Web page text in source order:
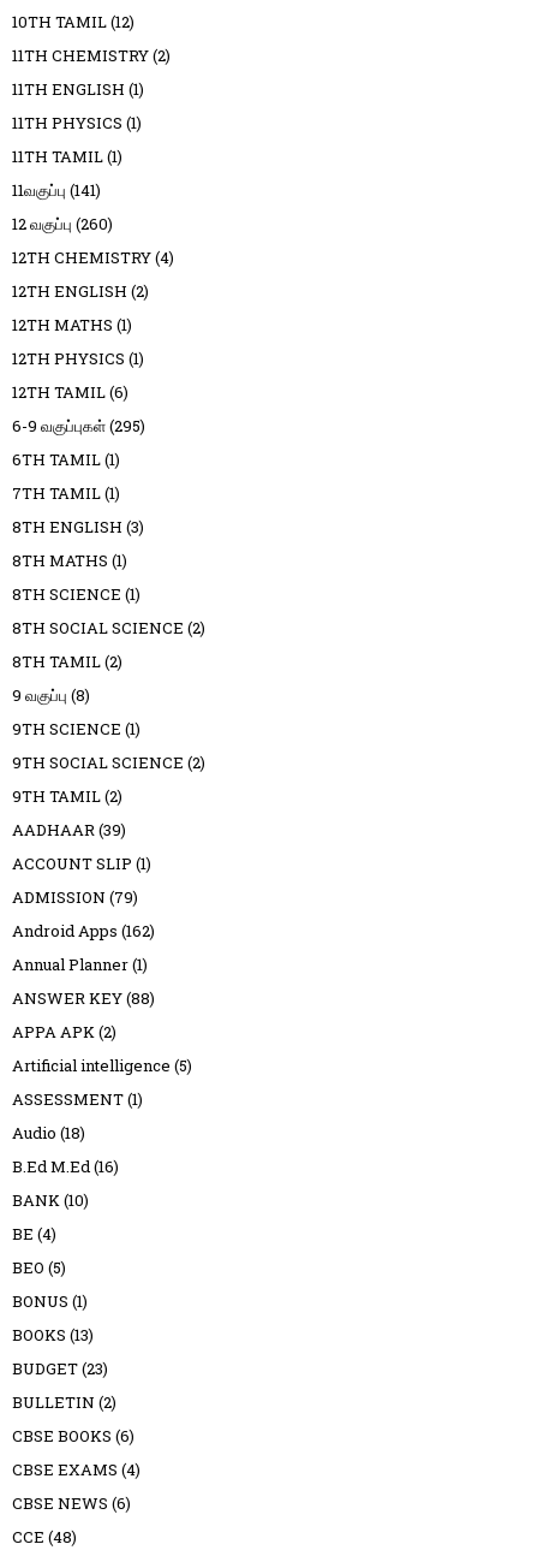
10TH TAMIL(12)
11TH CHEMISTRY(2)
11TH ENGLISH (1)
11TH PHYSICS (1)
11TH TAMIL(1)
11வகுப்பு (141)
12 வகுப்பு (260)
12TH CHEMISTRY(4)
12TH ENGLISH (2)
12TH MATHS (1)
12TH PHYSICS (1)
12TH TAMIL(6)
6-9 வகுப்புகள்(295)
6TH TAMIL(1)
7TH TAMIL(1)
8TH ENGLISH (3)
8TH MATHS (1)
8TH SCIENCE (1)
8TH SOCIAL SCIENCE (2)
8TH TAMIL(2)
9 வகுப்பு (8)
9TH SCIENCE (1)
9TH SOCIAL SCIENCE (2)
9TH TAMIL(2)
AADHAAR(39)
ACCOUNT SLIP (1)
ADMISSION (79)
Android Apps (162)
Annual Planner(1)
ANSWER KEY(88)
APPA APK(2)
Artificial intelligence (5)
ASSESSMENT(1)
Audio (18)
B.Ed M.Ed(16)
BANK(10)
BE (4)
BEO (5)
BONUS (1)
BOOKS (13)
BUDGET(23)
BULLETIN (2)
CBSE BOOKS (6)
CBSE EXAMS (4)
CBSE NEWS (6)
CCE (48)